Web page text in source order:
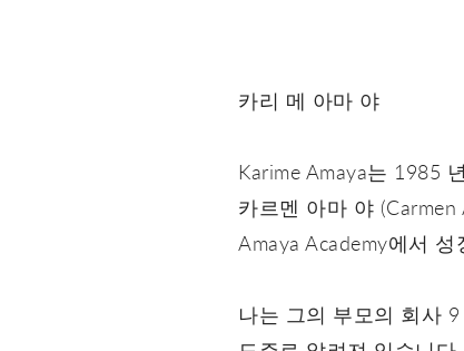
카리 메 아마 야
Karime Amaya는 1985
카르멘 아마 야
Amaya Academy에서 성
나는 그의 부모의 회사